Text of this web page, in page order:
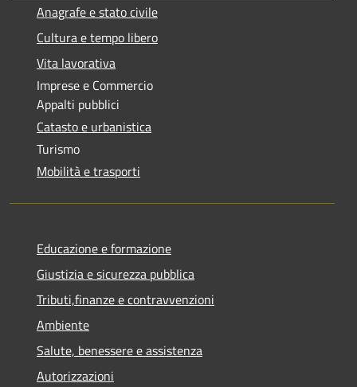
Anagrafe e stato civile
Cultura e tempo libero
Vita lavorativa
Imprese e Commercio
Appalti pubblici
Catasto e urbanistica
Turismo
Mobilità e trasporti
Educazione e formazione
Giustizia e sicurezza pubblica
Tributi,finanze e contravvenzioni
Ambiente
Salute, benessere e assistenza
Autorizzazioni